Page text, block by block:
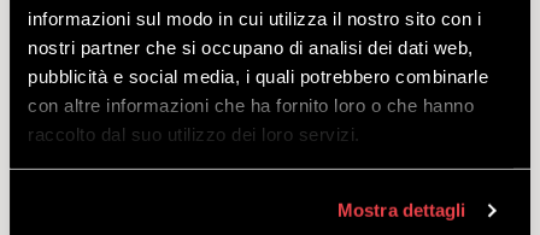
informazioni sul modo in cui utilizza il nostro sito con i
nostri partner che si occupano di analisi dei dati web,
pubblicità e social media, i quali potrebbero combinarle
con altre informazioni che ha fornito loro o che hanno
raccolto dal suo utilizzo dei loro servizi.
Mostra dettagli
są objęte ochroną.
Uwaga: w przypadku nieobecności klienta (brak stawiennictwa)
dostawca nie będzie zobowiązany do dostarczenia usługi innego
dnia i/lub o innej godzinie. Dostawca może zaproponować
alternatywne daty/godziny świadczenia usługi, jeżeli działanie siły
wyższej uniemożliwia jej realizację w dniu wybranym przez klienta w